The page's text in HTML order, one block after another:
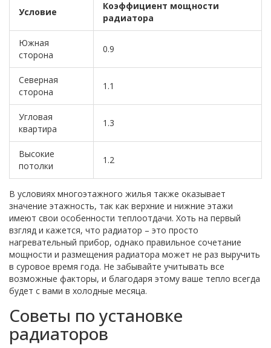
Условие
Коэффициент мощности
радиатора
Южная
сторона
0.9
Северная
сторона
1.1
Угловая
квартира
1.3
Высокие
потолки
1.2
В условиях многоэтажного жилья также оказывает
значение этажность, так как верхние и нижние этажи
имеют свои особенности теплоотдачи. Хоть на первый
взгляд и кажется, что радиатор – это просто
нагревательный прибор, однако правильное сочетание
мощности и размещения радиатора может не раз выручить
в суровое время года. Не забывайте учитывать все
возможные факторы, и благодаря этому ваше тепло всегда
будет с вами в холодные месяца.
Советы по установке
радиаторов